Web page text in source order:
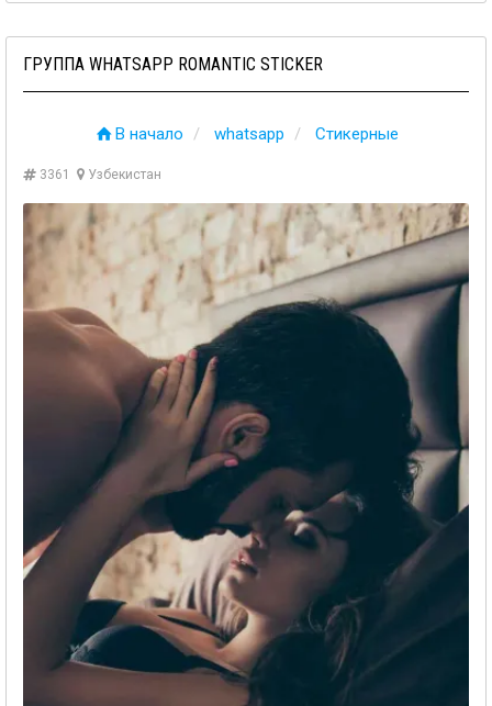
ГРУППА WHATSAPP ROMANTIC STICKER
В начало whatsapp Стикерные
3361 Узбекистан